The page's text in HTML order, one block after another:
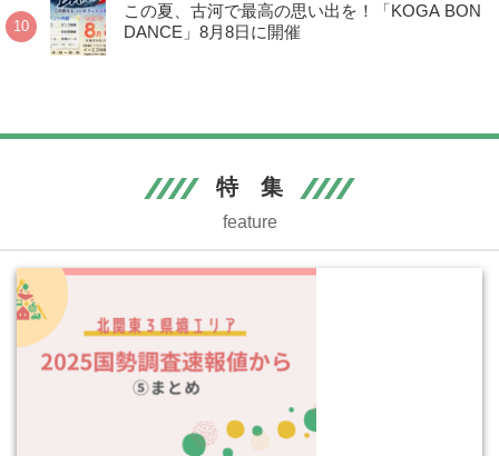
この夏、古河で最高の思い出を！「KOGA BON
DANCE」8月8日に開催
特 集
feature